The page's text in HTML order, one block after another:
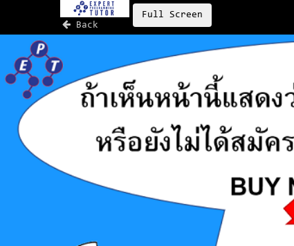
Back
Full Screen